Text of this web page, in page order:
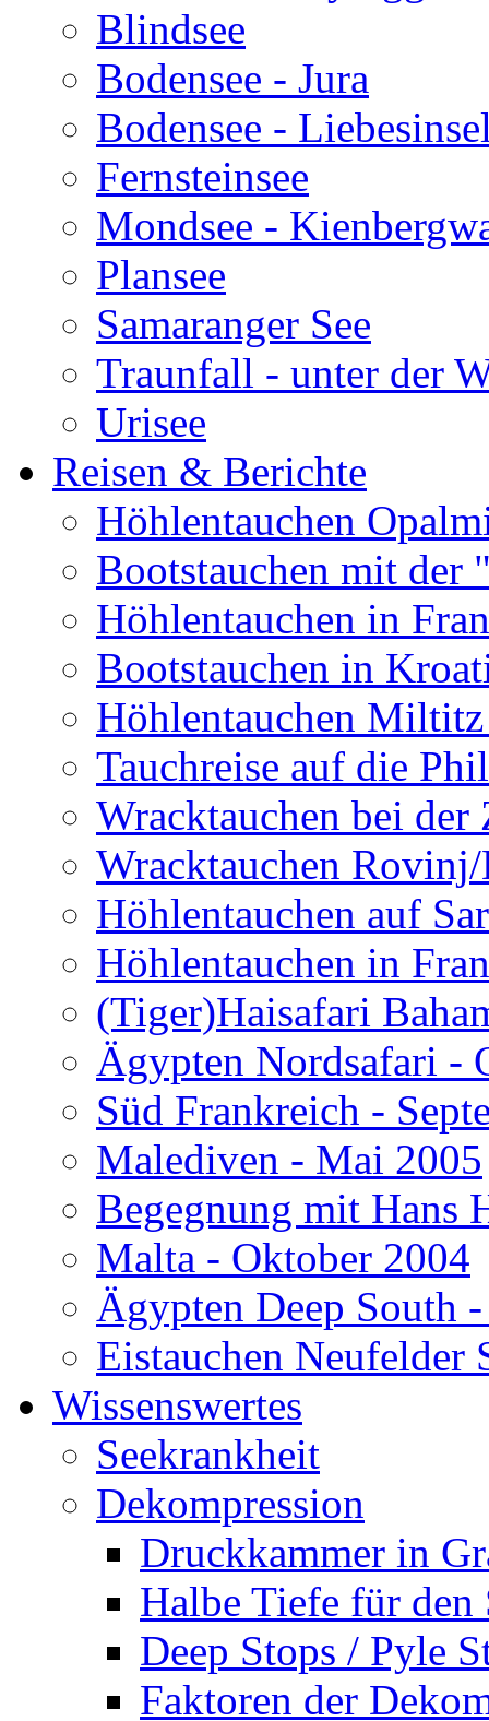
Blindsee
Bodensee - Jura
Bodensee -
Fernsteinsee
Mondsee -
Plansee
Samaranger See
Traunfall - unter der
Urisee
Reisen & Berichte
Höhlentauchen
Bootstauchen mit
Höhlentauchen in
Bootstauchen in
Höhlentauchen
Tauchreise auf die
Wracktauchen bei der
Wracktauchen
Höhlentauchen auf
Höhlentauchen in
(Tiger)Haisafari
Ägypten Nordsafari -
Süd Frankreich -
Malediven - Mai 2005
Begegnung mit Hans
Malta - Oktober 2004
Ägypten Deep South
Eistauchen Neufelder
Wissenswertes
Seekrankheit
Dekompression
Druckkammer in
Halbe Tiefe für den
Deep Stops / Pyle
Faktoren der